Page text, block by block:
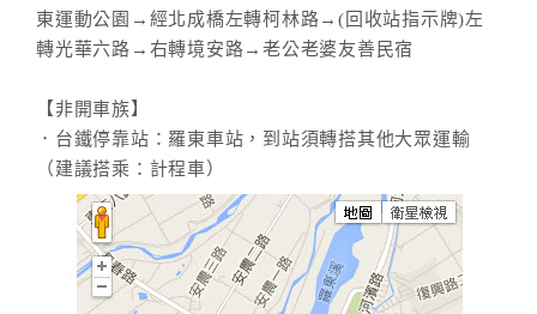
東運動公園→經北成橋左轉柯林路→(回收站指示牌)左
轉光華六路→右轉境安路→老公老婆友善民宿
【非開車族】
．台鐵停靠站：羅東車站，到站須轉搭其他大眾運輸
（建議搭乘：計程車）